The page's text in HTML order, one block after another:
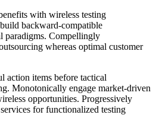
with wireless testing
backward-compatible
paradigms. Compellingly
whereas optimal customer
action items before tactical
Monotonically engage market-driven
opportunities. Progressively
for functionalized testing